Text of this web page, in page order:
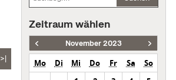
>|
Zeitraum wählen
November 2023
Mo Di Mi Do Fr Sa
So